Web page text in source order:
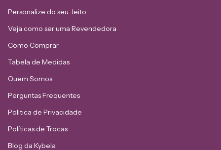
Personalize do seu Jeito
Veja como ser uma Revendedora
Como Comprar
Tabela de Medidas
Quem Somos
Perguntas Frequentes
Politica de Privacidade
Políticas de Trocas
Blog da Kybela